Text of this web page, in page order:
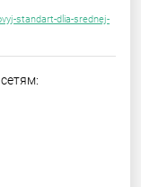
standart-dlia-srednej-